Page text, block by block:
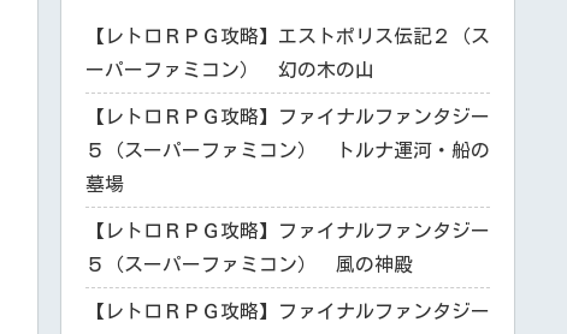
【レトロＲＰＧ攻略】エストポリス伝記２（ス
ーパーファミコン） 幻の木の山
【レトロＲＰＧ攻略】ファイナルファンタジー
５（スーパーファミコン） トルナ運河・船の
墓場
【レトロＲＰＧ攻略】ファイナルファンタジー
５（スーパーファミコン） 風の神殿
【レトロＲＰＧ攻略】ファイナルファンタジー